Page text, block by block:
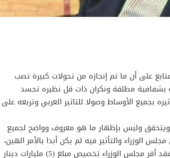
على أن ما تم إنجازه من تحولات كبيرة تصب
بشفافية مطلقة ونكران ذات قل نظيره تجسد
بجميع الأوساط وصولا للتاثير العربي وتربعه على
بصدد تقديم ما تحقق ويتحقق وليس بإظهار ما هو معروف وواضح لجميع
الوزراء والتأثير فيه لم يكن أبدا بالأمر الهين،
ولكن لكل جهة ثقلها وتأثيرها، وهو ما حصل فعلا وقولا، فقد أقر مجلس الوزراء تخصيص مبلغ (5) مليارات دينار